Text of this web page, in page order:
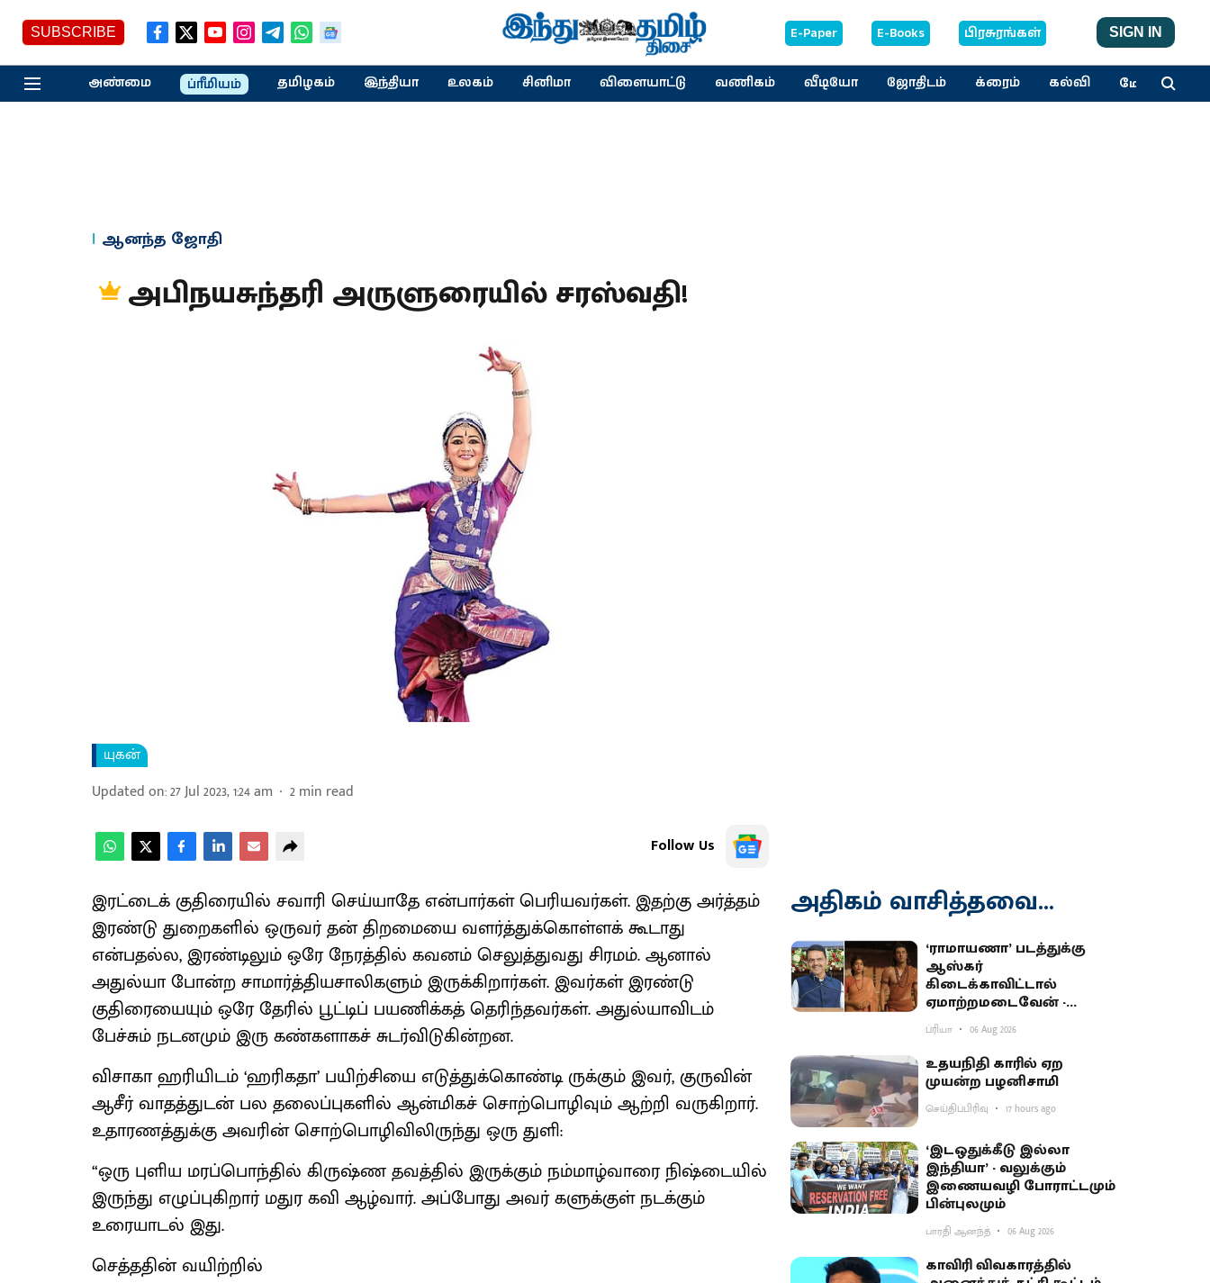
SUBSCRIBE E-Paper E-Books பிரசுரங்கள் SIGN IN
அண்மை ப்ரீமியம் தமிழகம் இந்தியா உலகம் சினிமா விளையாட்டு வணிகம் வீடியோ ஜோதிடம் க்ரைம் கல்வி மேலும்
ஆனந்த ஜோதி
அபிநயசுந்தரி அருளுரையில் சரஸ்வதி!
யுகன்
Updated on:27 Jul 2023, 1:24 am 2min read
Follow Us
இரட்டைக் குதிரையில் சவாரி செய்யாதே என்பார்கள் பெரியவர்கள். இதற்கு அர்த்தம்
இரண்டு துறைகளில் ஒருவர் தன் திறமையை வளர்த்துக்கொள்ளக் கூடாது
என்பதல்ல, இரண்டிலும் ஒரே நேரத்தில் கவனம் செலுத்துவது சிரமம். ஆனால்
அதுல்யா போன்ற சாமார்த்தியசாலிகளும் இருக்கிறார்கள். இவர்கள் இரண்டு
குதிரையையும் ஒரே தேரில் பூட்டிப் பயணிக்கத் தெரிந்தவர்கள். அதுல்யாவிடம்
பேச்சும் நடனமும் இரு கண்களாகச் சுடர்விடுகின்றன.
விசாகா ஹரியிடம் ‘ஹரிகதா’ பயிற்சியை எடுத்துக்கொண்டி ருக்கும் இவர், குருவின்
ஆசீர் வாதத்துடன் பல தலைப்புகளில் ஆன்மிகச் சொற்பொழிவும் ஆற்றி வருகிறார்.
உதாரணத்துக்கு அவரின் சொற்பொழிவிலிருந்து ஒரு துளி:
“ஒரு புளிய மரப்பொந்தில் கிருஷ்ண தவத்தில் இருக்கும் நம்மாழ்வாரை நிஷ்டையில்
இருந்து எழுப்புகிறார் மதுர கவி ஆழ்வார். அப்போது அவர் களுக்குள் நடக்கும்
உரையாடல் இது.
செத்ததின் வயிற்றில்
அதிகம் வாசித்தவை...
‘ராமாயணா’ படத்துக்கு
ஆஸ்கர்
கிடைக்காவிட்டால்
ஏமாற்றமடைவேன் -
மகாராஷ்டிர முதல்வர்
பகிர்வு
ப்ரியா 06 Aug 2026
உதயநிதி காரில் ஏற
முயன்ற பழனிசாமி
செய்திப்பிரிவு 17 hours ago
‘இடஒதுக்கீடு இல்லா
இந்தியா’ - வலுக்கும்
இணையவழி போராட்டமும்
பின்புலமும்
பாரதி ஆனந்த் 06 Aug 2026
காவிரி விவகாரத்தில்